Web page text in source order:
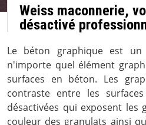
Weiss maconnerie,
désactivé
Le béton graphique est
n'importe quel élément
surfaces en béton. Les
contraste entre les
désactivées qui exposent
couleur des granulats ainsi